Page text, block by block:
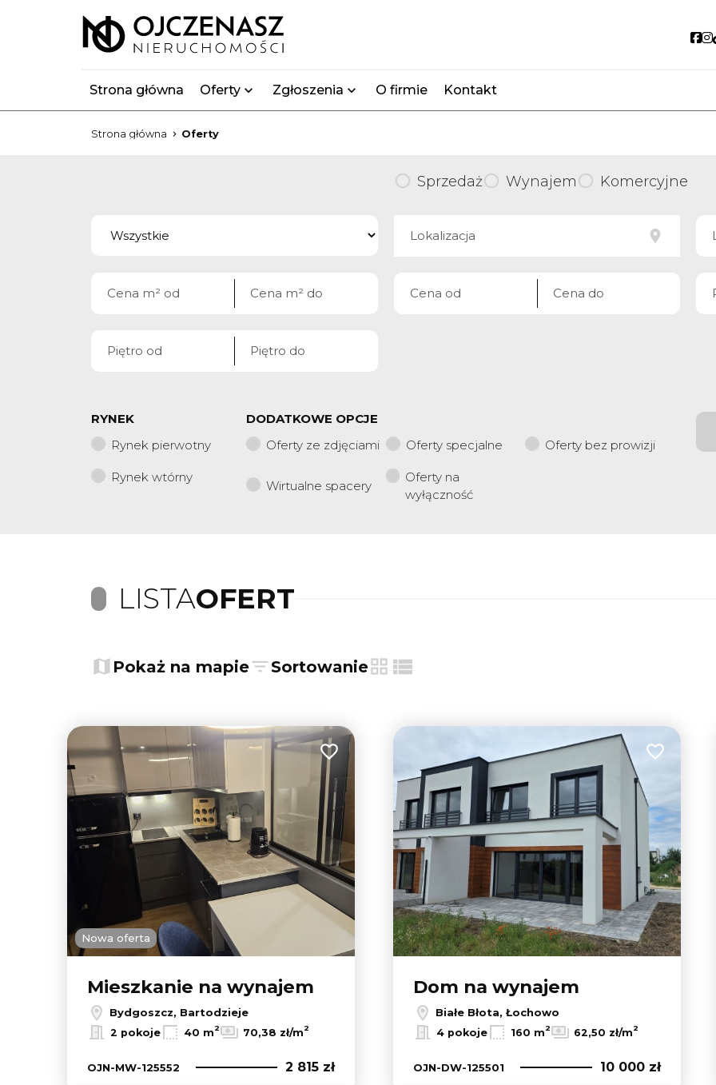
Strona główna Oferty Zgłoszenia O firmie Kontakt
Strona główna Oferty
Sprzedaż Wynajem Komercyjne
RYNEK
Rynek pierwotny
Rynek wtórny
DODATKOWE OPCJE
Oferty ze zdjęciami
Oferty specjalne Oferty bez prowizji
Wirtualne spacery
Oferty na
wyłączność
LISTAOFERT
Pokaż na mapie Sortowanie
tabela
lista
Nowa oferta
Dodaj do ulubionych
Mieszkanie na wynajem
Bydgoszcz, Bartodzieje
2 pokoje 40 m2 70,38 zł/m2
OJN-MW-125552 2 815 zł
Dodaj do
Dom na wynajem
Białe Błota, Łochowo
4 pokoje 160 m2 62,50 zł/m2
OJN-DW-125501 10 000 zł